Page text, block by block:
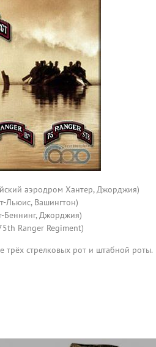
аэродром Хантер, Джорджия)
Льюис, Вашингтон)
Беннинг, Джорджия)
Ranger Regiment)
трёх стрелковых рот и штабной роты.